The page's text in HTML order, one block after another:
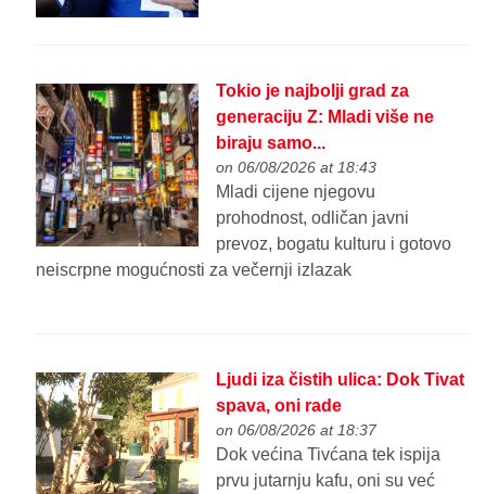
Tokio je najbolji grad za
generaciju Z: Mladi više ne
biraju samo...
on 06/08/2026 at 18:43
Mladi cijene njegovu
prohodnost, odličan javni
prevoz, bogatu kulturu i gotovo
neiscrpne mogućnosti za večernji izlazak
Ljudi iza čistih ulica: Dok Tivat
spava, oni rade
on 06/08/2026 at 18:37
Dok većina Tivćana tek ispija
prvu jutarnju kafu, oni su već